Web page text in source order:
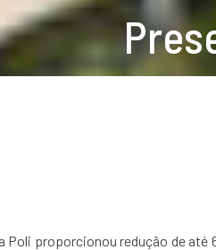
proporcionou redução de até